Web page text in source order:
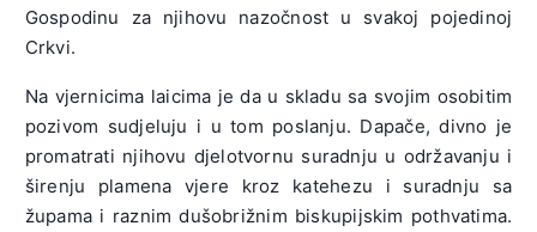
Gospodinu za njihovu nazočnost u svakoj pojedinoj
Crkvi.
Na vjernicima laicima je da u skladu sa svojim osobitim
pozivom sudjeluju i u tom poslanju. Dapače, divno je
promatrati njihovu djelotvornu suradnju u održavanju i
širenju plamena vjere kroz katehezu i suradnju sa
župama i raznim dušobrižnim biskupijskim pothvatima.